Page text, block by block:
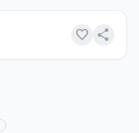
favorite share